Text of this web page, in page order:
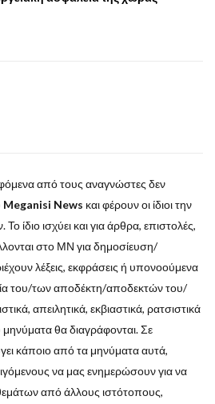
από τους αναγνώστες δεν
Meganisi News και φέρουν οι ίδιοι την
ίδιο ισχύει και για άρθρα, επιστολές,
στο ΜΝ για δημοσίευση/
λέξεις, εκφράσεις ή υπονοούμενα
του/των αποδέκτη/αποδεκτών του/
απειλητικά, εκβιαστικά, ρατσιστικά
θα διαγράφονται. Σε
κάποιο από τα μηνύματα αυτά,
να μας ενημερώσουν για να
από άλλους ιστότοπους,